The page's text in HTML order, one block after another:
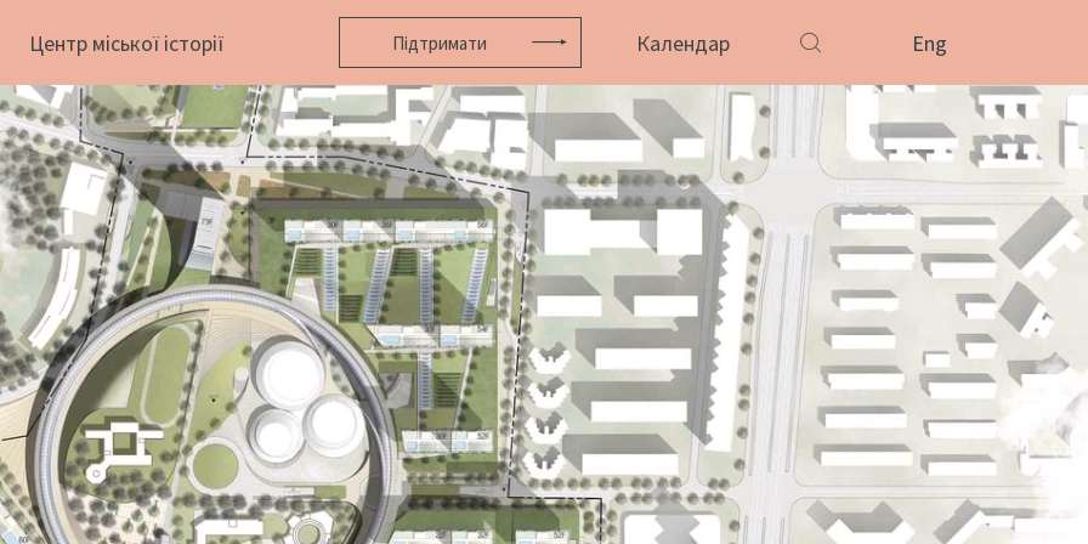
Центр міської історії Підтримати Календар Eng